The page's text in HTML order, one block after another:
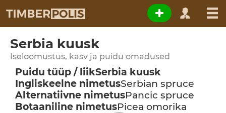
Serbia kuusk
Iseloomustus, kasv ja puidu omadused
Puidu tüüp / liikSerbia kuusk
Ingliskeelne nimetusSerbian spruce
Alternatiivne nimetusPancic spruce
Botaaniline nimetusPicea omorika